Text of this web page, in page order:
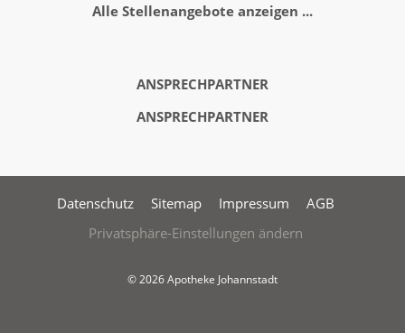
Alle Stellenangebote anzeigen ...
ANSPRECHPARTNER
ANSPRECHPARTNER
Datenschutz Sitemap Impressum
AGB
Privatsphäre-Einstellungen ändern
© 2026 Apotheke Johannstadt